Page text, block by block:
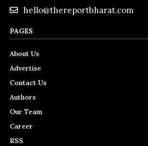
hello@thereportbharat.com
PAGES
About Us
Advertise
Contact Us
Authors
Our Team
Career
RSS